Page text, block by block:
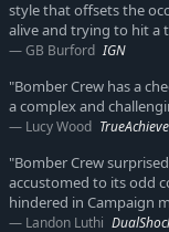
style that offsets the
alive and trying to hit a
GB Burford IGN
"Bomber Crew has a
a complex and
Lucy Wood
"Bomber Crew
accustomed to its odd
hindered in Campaign
Landon Luthi